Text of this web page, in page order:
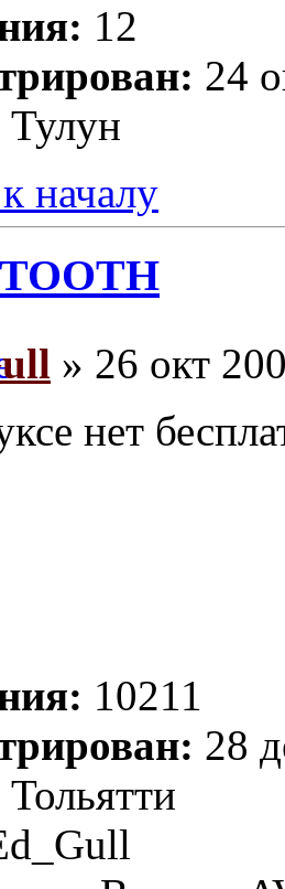
12
24
Тулун
началу
» 26 окт
нет
10211
28
Тольятти